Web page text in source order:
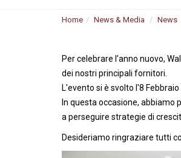
Home News & Media News
Per celebrare l’anno nuovo,
dei nostri principali fornitori.
L'evento si è svolto l'8
In questa occasione, abbiamo
a perseguire strategie di
Desideriamo ringraziare tutti